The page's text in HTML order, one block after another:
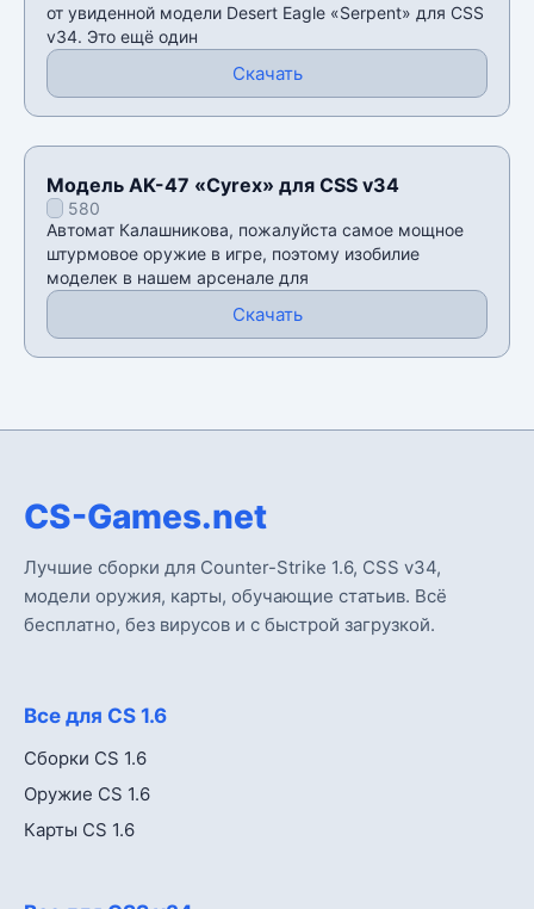
от увиденной модели Desert Eagle «Serpent» для CSS
v34. Это ещё один
Скачать
Модель AK-47 «Cyrex» для CSS v34
580
Автомат Калашникова, пожалуйста самое мощное
штурмовое оружие в игре, поэтому изобилие
моделек в нашем арсенале для
Скачать
CS-Games.net
Лучшие сборки для Counter-Strike 1.6, CSS v34,
модели оружия, карты, обучающие статьив. Всё
бесплатно, без вирусов и с быстрой загрузкой.
Все для CS 1.6
Сборки CS 1.6
Оружие CS 1.6
Карты CS 1.6